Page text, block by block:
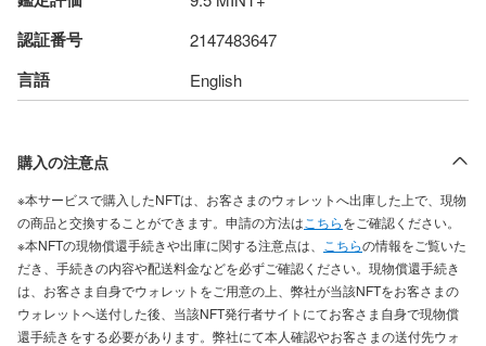
認証番号 2147483647
言語 English
購入の注意点
※本サービスで購入したNFTは、お客さまのウォレットへ出庫した上で、現物
の商品と交換することができます。申請の方法は こちらをご確認ください。
※本NFTの現物償還手続きや出庫に関する注意点は、
こちらの情報をご覧いた
だき、手続きの内容や配送料金などを必ずご確認ください。現物償還手続き
は、お客さま自身でウォレットをご用意の上、弊社が当該NFTをお客さまの
ウォレットへ送付した後、当該NFT発行者サイトにてお客さま自身で現物償
還手続きをする必要があります。弊社にて本人確認やお客さまの送付先ウォ